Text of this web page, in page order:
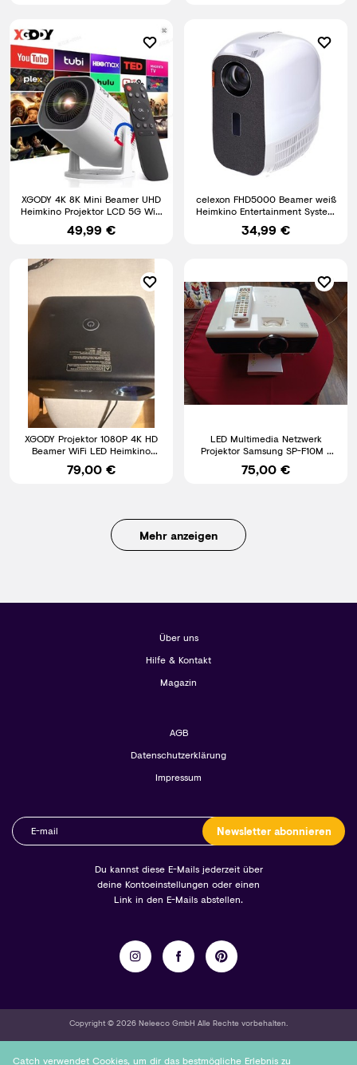
XGODY 4K 8K Mini Beamer UHD
Heimkino Projektor LCD 5G WiFi
Bluetooth Android 14
49,99 €
celexon FHD5000 Beamer weiß
Heimkino Entertainment System
HDMI Kabel LCD
34,99 €
XGODY Projektor 1080P 4K HD
Beamer WiFi LED Heimkino
Autofokus HDMI Bluetooth
79,00 €
LED Multimedia Netzwerk
Projektor Samsung SP-F10M /
OVP Beamer
75,00 €
Mehr anzeigen
Über uns
Hilfe & Kontakt
Magazin
AGB
Datenschutzerklärung
Impressum
Newsletter abonnieren
Du kannst diese E-Mails jederzeit über
deine Kontoeinstellungen oder einen
Link in den E-Mails abstellen.
Copyright © 2026 Neleeco GmbH Alle Rechte vorbehalten.
Catch verwendet Cookies, um dir das bestmögliche Erlebnis zu